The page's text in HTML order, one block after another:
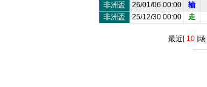
非洲盃
26/01/06 00:00 输
非洲盃
25/12/30 00:00 走
最近[ 10]场